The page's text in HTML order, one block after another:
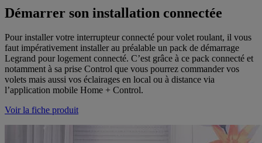
Démarrer son installation connectée
Pour installer votre interrupteur connecté pour volet roulant, il vous
faut impérativement installer au préalable un pack de démarrage
Legrand pour logement connecté. C’est grâce à ce pack connecté et
notamment à sa prise Control que vous pourrez commander vos
volets mais aussi vos éclairages en local ou à distance via
l’application mobile Home + Control.
Voir la fiche produit